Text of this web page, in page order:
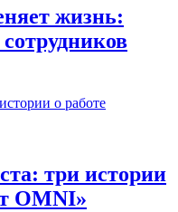
жизнь:
три истории
OMNI»